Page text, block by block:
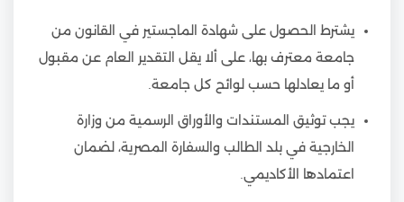
يشترط الحصول على شهادة الماجستير في القانون من
جامعة معترف بها، على ألا يقل التقدير العام عن مقبول
أو ما يعادلها حسب لوائح كل جامعة.
يجب توثيق المستندات والأوراق الرسمية من وزارة
الخارجية في بلد الطالب والسفارة المصرية، لضمان
اعتمادها الأكاديمي.